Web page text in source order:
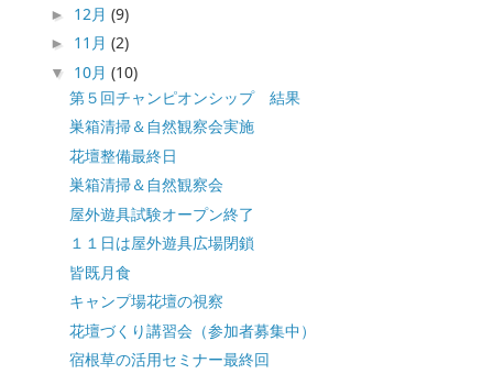
► 12月(9)
► 11月(2)
▼ 10月(10)
第５回チャンピオンシップ 結果
巣箱清掃＆自然観察会実施
花壇整備最終日
巣箱清掃＆自然観察会
屋外遊具試験オープン終了
１１日は屋外遊具広場閉鎖
皆既月食
キャンプ場花壇の視察
花壇づくり講習会（参加者募集中）
宿根草の活用セミナー最終回